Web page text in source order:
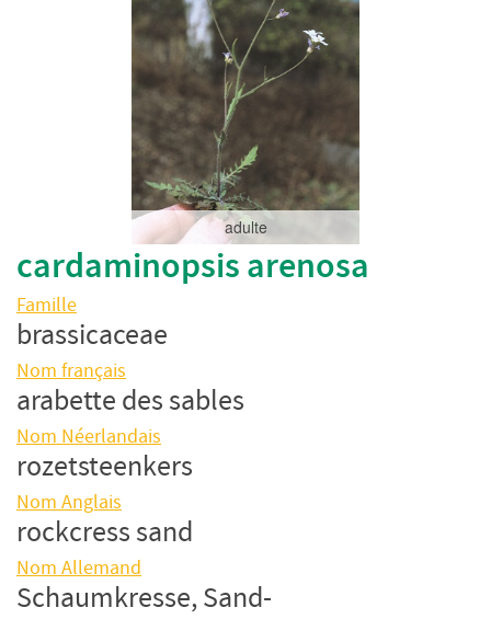
adulte
cardaminopsis arenosa
Famille
brassicaceae
Nom français
arabette des sables
Nom Néerlandais
rozetsteenkers
Nom Anglais
rockcress sand
Nom Allemand
Schaumkresse, Sand-